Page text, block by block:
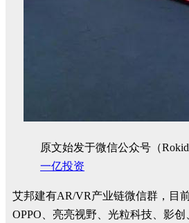
原文始发于微信公众号（Rokid
一亿投资
艾邦建有AR/VR产业链微信群，目
OPPO、亮亮视野、光粒科技、影创